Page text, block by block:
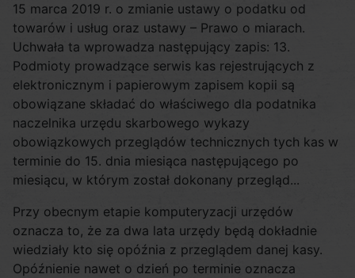
15 marca 2019 r. o zmianie ustawy o podatku od
towarów i usług oraz ustawy – Prawo o miarach.
Uchwała ta wprowadza następujący zapis: 13.
Podmioty prowadzące serwis kas rejestrujących z
elektronicznym i papierowym zapisem kopii są
obowiązane składać do właściwego dla podatnika
naczelnika urzędu skarbowego wykazy
obowiązkowych przeglądów technicznych tych kas w
terminie do 15. dnia miesiąca następującego po
miesiącu, w którym został dokonany przegląd...
Przy obecnym etapie komputeryzacji urzędów
oznacza to, że za dwa lata urzędy będą dokładnie
wiedziały kto się opóźnia z przeglądem danej kasy.
Opóźnienie nawet o dzień po terminie oznacza